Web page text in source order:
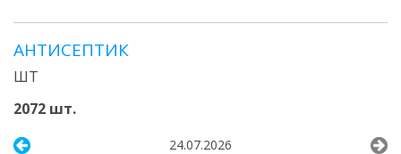
АНТИСЕПТИК
ШТ
2072 шт.
24.07.2026